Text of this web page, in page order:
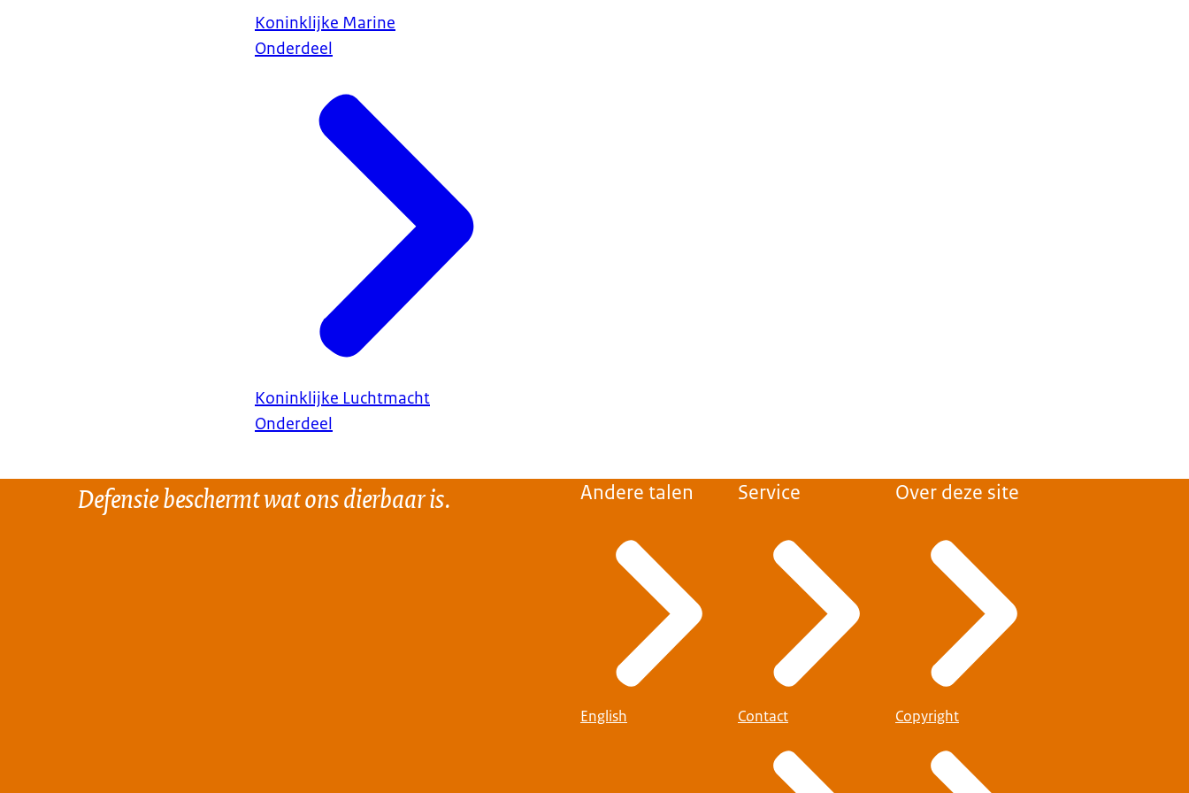
Koninklijke Marine
Onderdeel
Koninklijke Luchtmacht
Onderdeel
Defensie beschermt wat ons dierbaar is. Andere talen
English
Service
Contact
Over deze site
Copyright